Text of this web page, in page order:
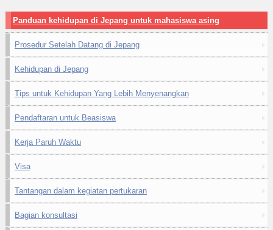
Panduan kehidupan di Jepang untuk mahasiswa asing
Prosedur Setelah Datang di Jepang
Kehidupan di Jepang
Tips untuk Kehidupan Yang Lebih Menyenangkan
Pendaftaran untuk Beasiswa
Kerja Paruh Waktu
Visa
Tantangan dalam kegiatan pertukaran
Bagian konsultasi